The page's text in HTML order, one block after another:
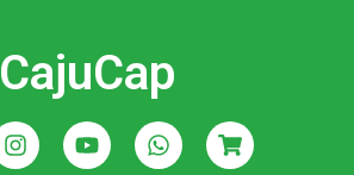
CajuCap